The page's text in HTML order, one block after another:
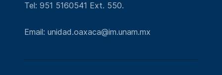
Tel: 951 5160541 Ext. 550.
Email: unidad.oaxaca@im.unam.mx